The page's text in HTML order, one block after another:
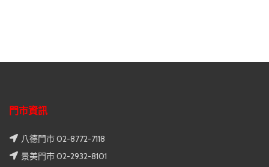
門市資訊
八德門市 02-8772-7118
景美門市 02-2932-8101